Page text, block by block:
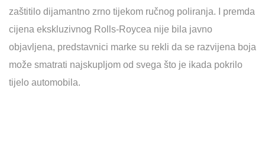
zaštitilo dijamantno zrno tijekom ručnog poliranja. I premda
cijena ekskluzivnog Rolls-Roycea nije bila javno
objavljena, predstavnici marke su rekli da se razvijena boja
može smatrati najskupljom od svega što je ikada pokrilo
tijelo automobila.